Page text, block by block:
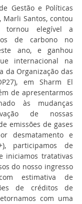
Gestão e Políticas
Marli Santos, contou
elegível a
de carbono no
ano, e ganhou
internacional na
da Organização das
em Sharm El
de apresentarmos
às mudanças
de nossas
emissões de gases
desmatamento e
participamos de
iniciamos tratativas
do nosso ingresso
estimativa de
de créditos de
com uma